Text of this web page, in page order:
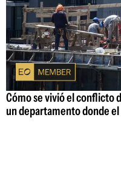
Cómo se vivió el conflicto
un departamento donde